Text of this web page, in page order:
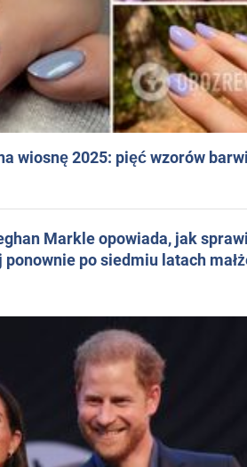
wiosnę 2025: pięć wzorów
Markle opowiada, jak
po siedmiu latach